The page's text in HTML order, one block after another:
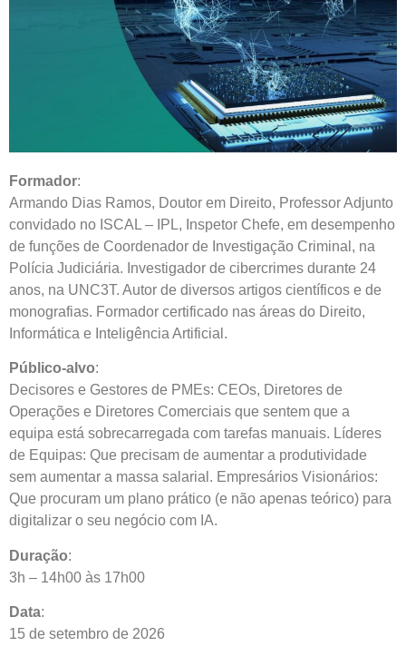
Formador:
Armando Dias Ramos, Doutor em Direito, Professor Adjunto
convidado no ISCAL – IPL, Inspetor Chefe, em desempenho
de funções de Coordenador de Investigação Criminal, na
Polícia Judiciária. Investigador de cibercrimes durante 24
anos, na UNC3T. Autor de diversos artigos científicos e de
monografias. Formador certificado nas áreas do Direito,
Informática e Inteligência Artificial.
Público-alvo:
Decisores e Gestores de PMEs: CEOs, Diretores de
Operações e Diretores Comerciais que sentem que a
equipa está sobrecarregada com tarefas manuais. Líderes
de Equipas: Que precisam de aumentar a produtividade
sem aumentar a massa salarial. Empresários Visionários:
Que procuram um plano prático (e não apenas teórico) para
digitalizar o seu negócio com IA.
Duração:
3h – 14h00 às 17h00
Data:
15 de setembro de 2026